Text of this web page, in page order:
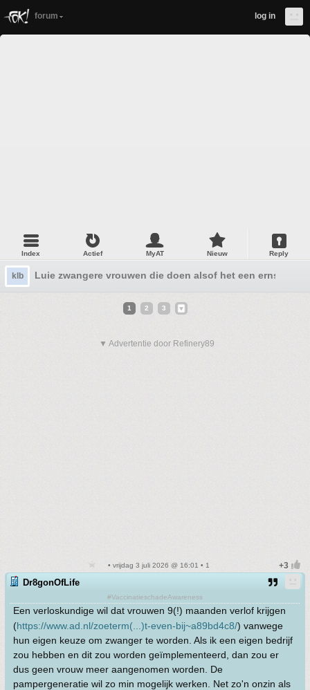
forum log in
Index Actief MyAT Nieuw Reply
klb Luie zwangere vrouwen die doen alsof het een ernstige
1 2 3
▼ Advertentie door Refinery89
• vrijdag 3 juli 2026 @ 16:01 • 1
Dr8gonOfLife
#VaccinatieschadeAwareness
Een verloskundige wil dat vrouwen 9(!) maanden verlof krijgen
(https://www.ad.nl/zoeterm(...)t-even-bij~a89bd4c8/) vanwege
hun eigen keuze om zwanger te worden. Als ik een eigen bedrijf
zou hebben en dit zou worden geïmplementeerd, dan zou er
dus geen vrouw meer aangenomen worden. De
pampergeneratie wil zo min mogelijk werken. Net zo'n onzin als